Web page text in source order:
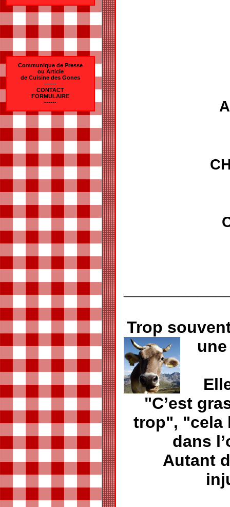
Communique de Presse
ou Article
de Cuisine des Gones
------
CONTACT
FORMULAIRE
------
Trop
"C’est
trop", "cela
dans
Autant